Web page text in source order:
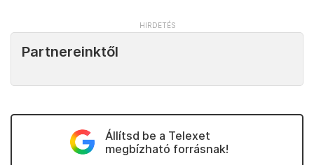
Partnereinktől
Állítsd be a Telexet
megbízható forrásnak!